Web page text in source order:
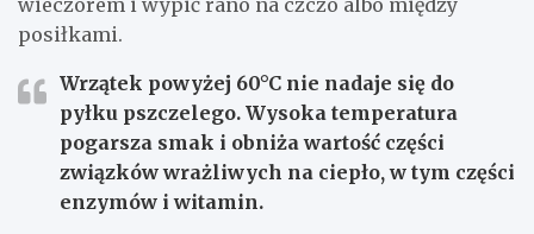
posiłkami.
Wrzątek powyżej 60°C nie nadaje się do
pyłku pszczelego. Wysoka temperatura
pogarsza smak i obniża wartość części
związków wrażliwych na ciepło, w tym części
enzymów i witamin.